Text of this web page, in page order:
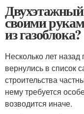
Двухэтажный
своими
из газоблока?
Несколько лет
вернулись в список
строительства
нему требуется
возводится иначе.